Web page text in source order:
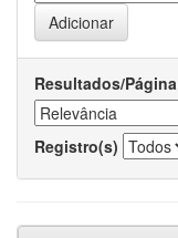
Resultados/Página
Registro(s)